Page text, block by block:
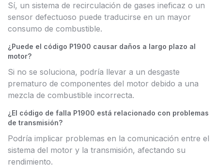
Sí, un sistema de recirculación de gases ineficaz o un
sensor defectuoso puede traducirse en un mayor
consumo de combustible.
¿Puede el código P1900 causar daños a largo plazo al
motor?
Si no se soluciona, podría llevar a un desgaste
prematuro de componentes del motor debido a una
mezcla de combustible incorrecta.
¿El código de falla P1900 está relacionado con problemas
de transmisión?
Podría implicar problemas en la comunicación entre el
sistema del motor y la transmisión, afectando su
rendimiento.